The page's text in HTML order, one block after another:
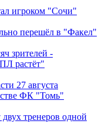
игроком "Сочи"
перешёл в "Факел"
зрителей -
растёт"
27 августа
ФК "Томь"
двух тренеров одной